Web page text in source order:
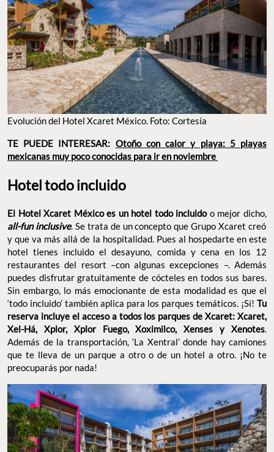
Evolución del Hotel Xcaret México. Foto: Cortesía
TE PUEDE INTERESAR: Otoño con calor y playa: 5 playas
mexicanas muy poco conocidas para ir en noviembre
Hotel todo incluido
El Hotel Xcaret México es un hotel todo incluidoo mejor dicho,
all-fun inclusive. Se trata de un concepto que Grupo Xcaret creó
y que va más allá de la hospitalidad. Pues al hospedarte en este
hotel tienes incluido el desayuno, comida y cena en los 12
restaurantes del resort –con algunas excepciones –. Además
puedes disfrutar gratuitamente de cócteles en todos sus bares.
Sin embargo, lo más emocionante de esta modalidad es que el
‘todo incluido’ también aplica para los parques temáticos. ¡Sí! Tu
reserva incluye el acceso a todos los parques de Xcaret: Xcaret,
Xel-Há, Xplor, Xplor Fuego, Xoximilco, Xenses y Xenotes.
Además de la transportación, ‘La Xentral’ donde hay camiones
que te lleva de un parque a otro o de un hotel a otro. ¡No te
preocuparás por nada!